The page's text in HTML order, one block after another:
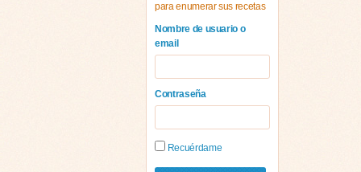
para enumerar sus recetas
Nombre de usuario o
email
Contraseña
Recuérdame